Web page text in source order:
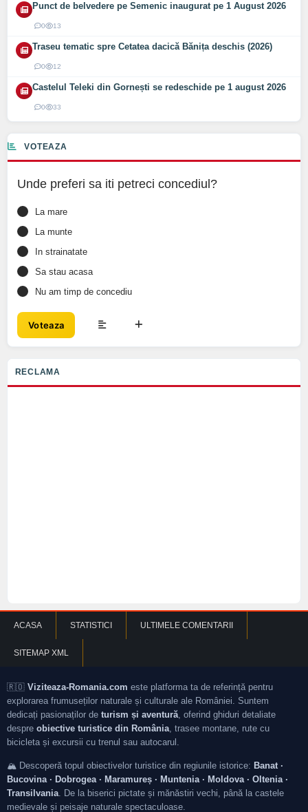
Punct de belvedere pe Semenic inaugurat pe 1 August 2026
0 13
Traseu tematic spre Cetatea dacică Bănița deschis (2026)
0 12
Castelul Teleki din Gornești se redeschide pe 1 august 2026
0 33
VOTEAZA
Unde preferi sa iti petreci concediul?
La mare
La munte
In strainatate
Sa stau acasa
Nu am timp de concediu
Voteaza
RECLAMA
ACASA STATISTICI ULTIMELE COMENTARII
SITEMAP XML
🇷🇴 Viziteaza-Romania.com este platforma ta de referință pentru
explorarea frumuseților naturale și culturale ale României. Suntem
dedicați pasionaților de turism și aventură , oferind ghiduri detaliate
despre obiective turistice din România , trasee montane, rute cu
bicicleta și excursii cu trenul sau autocarul.
🏔️ Descoperă topul obiectivelor turistice din regiunile istorice: Banat ·
Bucovina · Dobrogea · Maramureș · Muntenia · Moldova · Oltenia ·
Transilvania . De la biserici pictate și mănăstiri vechi, până la castele
medievale și peisaje naturale spectaculoase.